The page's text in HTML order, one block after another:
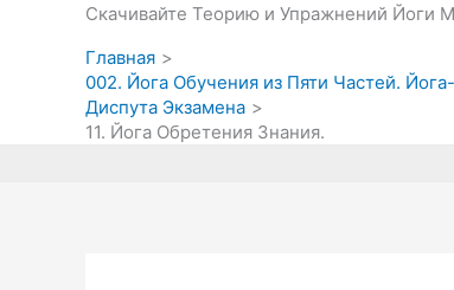
Скачивайте Теорию и Упражнений Йоги
Главная
002. Йога Обучения из Пяти Частей.
Диспута Экзамена
11. Йога Обретения Знания.